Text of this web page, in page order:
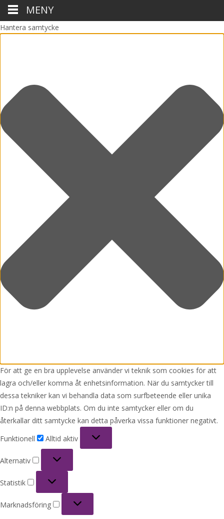
Hantera samtycke
För att ge en bra upplevelse använder vi teknik som cookies för att
lagra och/eller komma åt enhetsinformation. När du samtycker till
dessa tekniker kan vi behandla data som surfbeteende eller unika
ID:n på denna webbplats. Om du inte samtycker eller om du
återkallar ditt samtycke kan detta påverka vissa funktioner negativt.
Funktionell
Alltid aktiv
Alternativ
Statistik
Marknadsföring
MENY